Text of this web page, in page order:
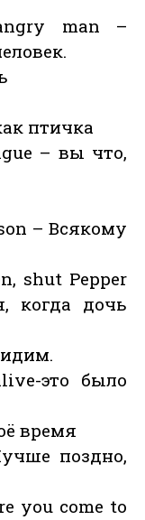
man –
птичка
– вы что,
– Всякому
shut Pepper
когда дочь
это было
время
поздно,
you come to